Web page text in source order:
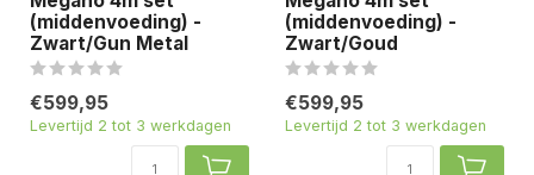
(middenvoeding) -
Zwart/Gun Metal
€599,95
Levertijd 2 tot 3 werkdagen
(middenvoeding) -
Zwart/Goud
€599,95
Levertijd 2 tot 3 werkdagen